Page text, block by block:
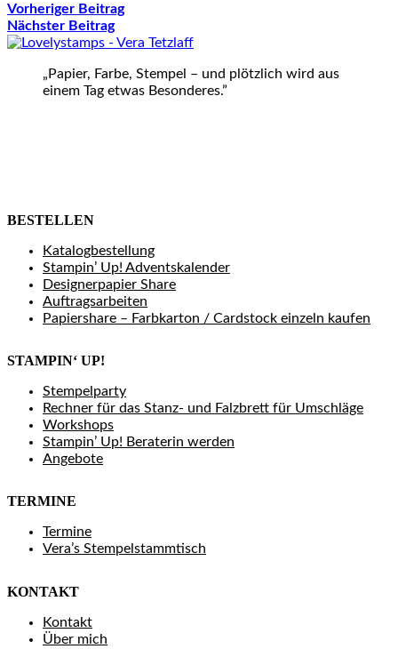
Vorheriger Beitrag
Nächster Beitrag
„Papier, Farbe, Stempel – und plötzlich wird aus
einem Tag etwas Besonderes.”
BESTELLEN
Katalogbestellung
Stampin’ Up! Adventskalender
Designerpapier Share
Auftragsarbeiten
Papiershare – Farbkarton / Cardstock einzeln kaufen
STAMPIN‘ UP!
Stempelparty
Rechner für das Stanz- und Falzbrett für Umschläge
Workshops
Stampin’ Up! Beraterin werden
Angebote
TERMINE
Termine
Vera’s Stempelstammtisch
KONTAKT
Kontakt
Über mich